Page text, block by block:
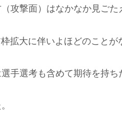
（攻撃面）はなかなか見ご
拡大に伴いよほどのこと
手選考も含めて期待を持